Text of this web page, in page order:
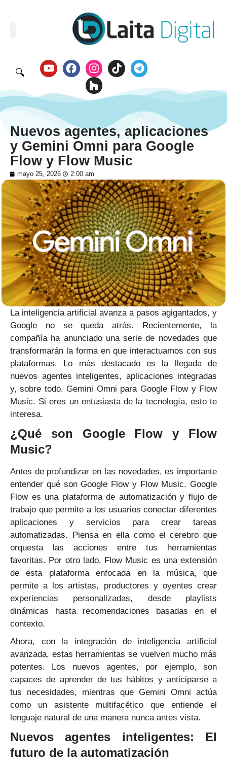
🔍
Nuevos agentes, aplicaciones
y Gemini Omni para Google
Flow y Flow Music
mayo 25, 2026 2:00 am
La inteligencia artificial avanza a pasos agigantados, y
Google no se queda atrás. Recientemente, la
compañía ha anunciado una serie de novedades que
transformarán la forma en que interactuamos con sus
plataformas. Lo más destacado es la llegada de
nuevos agentes inteligentes, aplicaciones integradas
y, sobre todo, Gemini Omni para Google Flow y Flow
Music. Si eres un entusiasta de la tecnología, esto te
interesa.
¿Qué son Google Flow y Flow
Music?
Antes de profundizar en las novedades, es importante
entender qué son Google Flow y Flow Music. Google
Flow es una plataforma de automatización y flujo de
trabajo que permite a los usuarios conectar diferentes
aplicaciones y servicios para crear tareas
automatizadas. Piensa en ella como el cerebro que
orquesta las acciones entre tus herramientas
favoritas. Por otro lado, Flow Music es una extensión
de esta plataforma enfocada en la música, que
permite a los artistas, productores y oyentes crear
experiencias personalizadas, desde playlists
dinámicas hasta recomendaciones basadas en el
contexto.
Ahora, con la integración de inteligencia artificial
avanzada, estas herramientas se vuelven mucho más
potentes. Los nuevos agentes, por ejemplo, son
capaces de aprender de tus hábitos y anticiparse a
tus necesidades, mientras que Gemini Omni actúa
como un asistente multifacético que entiende el
lenguaje natural de una manera nunca antes vista.
Nuevos agentes inteligentes: El
futuro de la automatización